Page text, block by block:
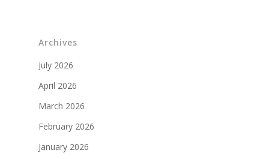
Archives
July 2026
April 2026
March 2026
February 2026
January 2026